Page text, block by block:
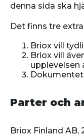
denna sida ska
Det finns tre
Briox vill
Briox vill
upplevelsen
Parter och
Briox Finland